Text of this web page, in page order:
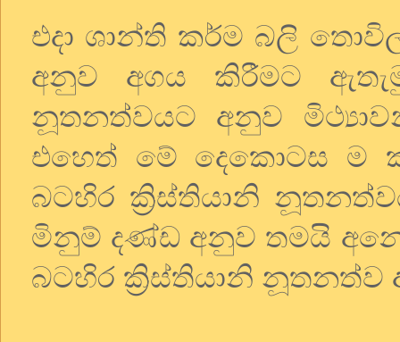
එදා ශාන්ති කර්ම බලි
අනුව අගය කිරීමට
නූතනත්වයට අනුව
එහෙත් මේ දෙකොටස ම
බටහිර ක්‍රිස්තියානි
මිනුම් දණ්ඩ අනුව තමයි
බටහිර ක්‍රිස්තියානි නූතනත්ව